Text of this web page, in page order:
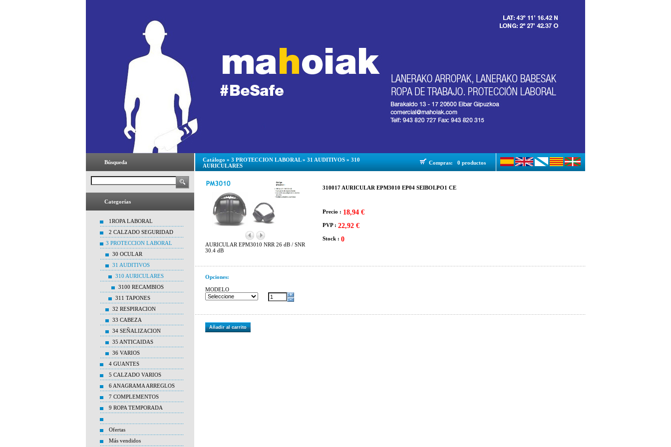
Búsqueda
Categorías
1ROPA LABORAL
2 CALZADO SEGURIDAD
3 PROTECCION LABORAL
30 OCULAR
31 AUDITIVOS
310 AURICULARES
3100 RECAMBIOS
311 TAPONES
32 RESPIRACION
33 CABEZA
34 SEÑALIZACION
35 ANTICAIDAS
36 VARIOS
4 GUANTES
5 CALZADO VARIOS
6 ANAGRAMA ARREGLOS
7 COMPLEMENTOS
9 ROPA TEMPORADA
Ofertas
Más vendidos
Catálogo » 3 PROTECCION LABORAL» 31 AUDITIVOS » 310
AURICULARES
Compras: 0 productos
AURICULAR EPM3010 NRR 26 dB / SNR
30.4 dB
310017 AURICULAR EPM3010 EP04 SEIBOLPO1 CE
Precio : 18,94 €
PVP : 22,92 €
Stock : 0
Opciones:
MODELO
Añadir al carrito